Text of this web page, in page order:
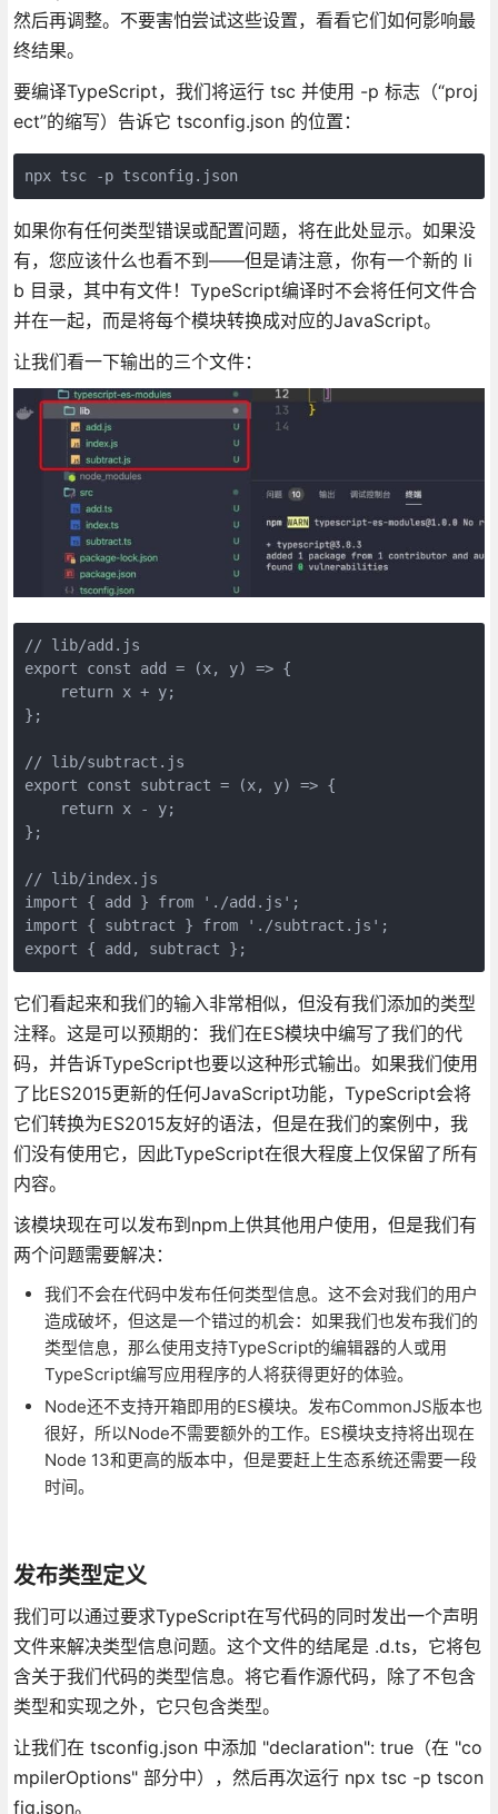
然后再调整。不要害怕尝试这些设置，看看它们如何影响最
终结果。
要编译TypeScript，我们将运行 tsc 并使用 -p 标志（“proj
ect”的缩写）告诉它 tsconfig.json 的位置：
npx tsc -p tsconfig.json
如果你有任何类型错误或配置问题，将在此处显示。如果没
有，您应该什么也看不到——但是请注意，你有一个新的 li
b 目录，其中有文件！TypeScript编译时不会将任何文件合
并在一起，而是将每个模块转换成对应的JavaScript。
让我们看一下输出的三个文件：
// lib/add.js
export const add = (x, y) => {
    return x + y;
};
// lib/subtract.js
export const subtract = (x, y) => {
    return x - y;
};
// lib/index.js
import { add } from './add.js';
import { subtract } from './subtract.js';
export { add, subtract };
它们看起来和我们的输入非常相似，但没有我们添加的类型
注释。这是可以预期的：我们在ES模块中编写了我们的代
码，并告诉TypeScript也要以这种形式输出。如果我们使用
了比ES2015更新的任何JavaScript功能，TypeScript会将
它们转换为ES2015友好的语法，但是在我们的案例中，我
们没有使用它，因此TypeScript在很大程度上仅保留了所有
内容。
该模块现在可以发布到npm上供其他用户使用，但是我们有
两个问题需要解决：
我们不会在代码中发布任何类型信息。这不会对我们的用户
造成破坏，但这是一个错过的机会：如果我们也发布我们的
类型信息，那么使用支持TypeScript的编辑器的人或用
TypeScript编写应用程序的人将获得更好的体验。
Node还不支持开箱即用的ES模块。发布CommonJS版本也
很好，所以Node不需要额外的工作。ES模块支持将出现在
Node 13和更高的版本中，但是要赶上生态系统还需要一段
时间。
发布类型定义
我们可以通过要求TypeScript在写代码的同时发出一个声明
文件来解决类型信息问题。这个文件的结尾是 .d.ts，它将包
含关于我们代码的类型信息。将它看作源代码，除了不包含
类型和实现之外，它只包含类型。
让我们在 tsconfig.json 中添加 "declaration": true（在 "co
mpilerOptions" 部分中），然后再次运行 npx tsc -p tscon
fig.json。